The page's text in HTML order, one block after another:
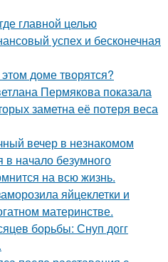
главной целью
успех и бесконечная
доме творятся?
Пермякова показала
заметна её потеря веса
вечер в незнакомом
в начало безумного
на всю жизнь.
яйцеклетки и
материнстве.
борьбы: Снуп догг